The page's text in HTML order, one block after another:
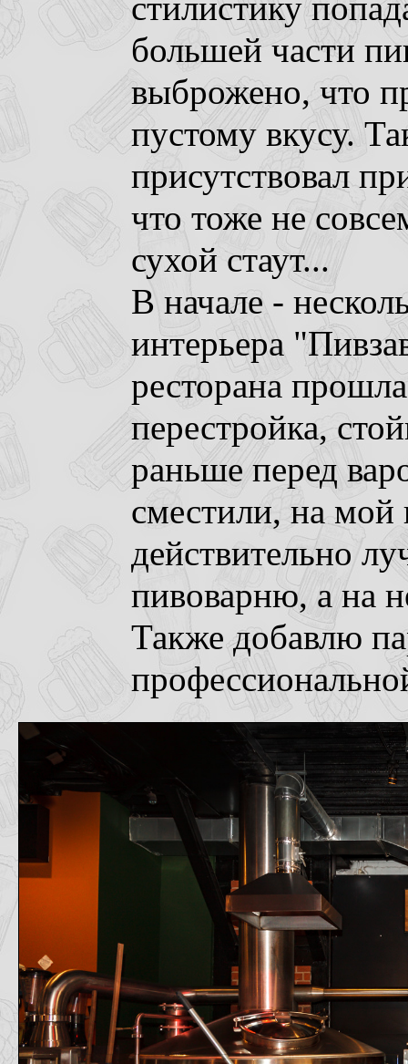
стилистику
большей части
выброжено, что
пустому вкусу.
присутствовал
что тоже не
сухой стаут...
В начале -
интерьера
ресторана
перестройка,
раньше перед
сместили, на мой
действительно
пивоварню, а на
Также добавлю